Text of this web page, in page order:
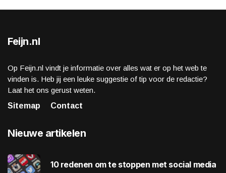
Feijn.nl
Op Feijn.nl vindt je informatie over alles wat er op het web te
vinden is. Heb jij een leuke suggestie of tip voor de redactie?
Laat het ons gerust weten.
Sitemap
Contact
Nieuwe artikelen
10 redenen om te stoppen met social media